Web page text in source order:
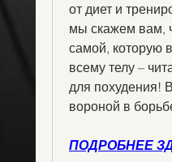
от диет и
мы скажем вам,
самой, которую
всему телу –
для похудения!
вороной в
ПОДРОБНЕЕ